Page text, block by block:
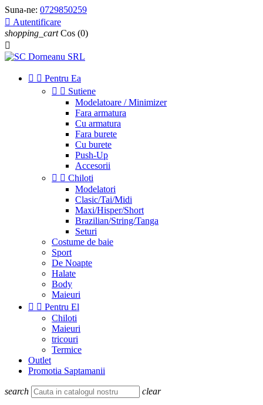
Suna-ne: 0729850259
 Autentificare
shopping_cart Cos (0)

  Pentru Ea
  Sutiene
Modelatoare / Minimizer
Fara armatura
Cu armatura
Fara burete
Cu burete
Push-Up
Accesorii
  Chiloti
Modelatori
Clasic/Tai/Midi
Maxi/Hisper/Short
Brazilian/String/Tanga
Seturi
Costume de baie
Sport
De Noapte
Halate
Body
Maieuri
  Pentru El
Chiloti
Maieuri
tricouri
Termice
Outlet
Promotia Saptamanii
search clear